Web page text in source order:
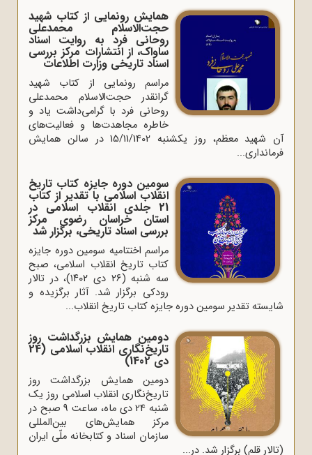
همایش رونمایی از کتاب شهید
حجت‌الاسلام محمدعلی
روحانی فرد به روایت اسناد
ساواک، از انتشارات مرکز بررسی
اسناد تاریخی وزارت اطلاعات
مراسم رونمایی از کتاب شهید
گرانقدر حجت‌الاسلام محمدعلی
روحانی فرد با گرامی‌داشت یاد و
خاطره مجاهدت‌ها و فعالیت‌های
آن شهید معظم، روز یکشنبه 15/11/1402 در سالن همایش
فرمانداری...
سومین دوره جایزه کتاب تاریخ
انقلاب اسلامی با تقدیر از کتاب
21 جلدی انقلاب اسلامی در
استان خراسان رضوی مرکز
بررسی اسناد تاریخی، برگزار شد
مراسم اختتامیه سومین دوره جایزه
کتاب تاریخ انقلاب اسلامی، صبح
سه شنبه (۲۶ دی ۱۴۰۲)، در تالار
رودکی برگزار شد. آثار برگزیده و
شایسته تقدیر سومین دوره جایزه کتاب تاریخ انقلاب...
دومین همایش بزرگداشت روز
تاریخ‌نگاری انقلاب اسلامی (24
دی 1402)
دومین همایش بزرگداشت روز
تاریخ‌نگاری انقلاب اسلامی روز یک
شنبه 24 دی ماه، ساعت 9 صبح در
مرکز همایش‌های بین‌المللی
سازمان اسناد و کتابخانه ملّی ایران
(تالار قلم) برگزار شد. در...